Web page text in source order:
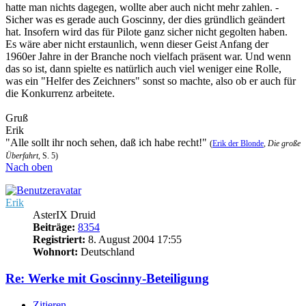
hatte man nichts dagegen, wollte aber auch nicht mehr zahlen. -
Sicher was es gerade auch Goscinny, der dies gründlich geändert
hat. Insofern wird das für Pilote ganz sicher nicht gegolten haben.
Es wäre aber nicht erstaunlich, wenn dieser Geist Anfang der
1960er Jahre in der Branche noch vielfach präsent war. Und wenn
das so ist, dann spielte es natürlich auch viel weniger eine Rolle,
was ein "Helfer des Zeichners" sonst so machte, also ob er auch für
die Konkurrenz arbeitete.
Gruß
Erik
"Alle sollt ihr noch sehen, daß ich habe recht!" (Erik der Blonde, Die große
Überfahrt, S. 5)
Nach oben
Erik
AsterIX Druid
Beiträge: 8354
Registriert: 8. August 2004 17:55
Wohnort: Deutschland
Re: Werke mit Goscinny-Beteiligung